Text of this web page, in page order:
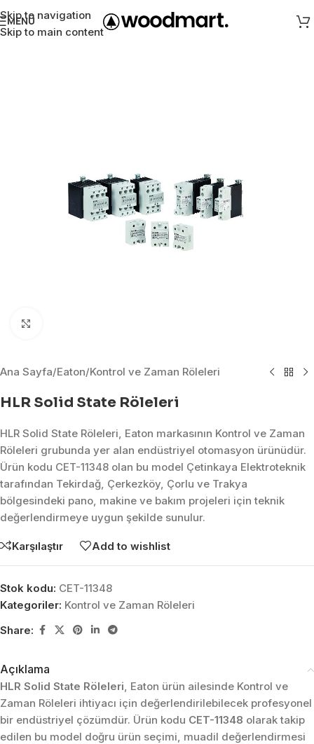
Skip to navigation
Skip to main content
MENÜ
Ana Sayfa/Eaton/Kontrol ve Zaman Röleleri
HLR Solid State Röleleri
HLR Solid State Röleleri, Eaton markasının Kontrol ve Zaman
Röleleri grubunda yer alan endüstriyel otomasyon ürünüdür.
Ürün kodu CET-11348 olan bu model Çetinkaya Elektroteknik
tarafından Tekirdağ, Çerkezköy, Çorlu ve Trakya
bölgesindeki pano, makine ve bakım projeleri için teknik
değerlendirmeye uygun şekilde sunulur.
Karşılaştır Add to wishlist
Stok kodu: CET-11348
Kategoriler: Kontrol ve Zaman Röleleri
Share:
Açıklama
HLR Solid State Röleleri, Eaton ürün ailesinde Kontrol ve
Zaman Röleleri ihtiyacı için değerlendirilebilecek profesyonel
bir endüstriyel çözümdür. Ürün kodu CET-11348 olarak takip
edilen bu model doğru ürün seçimi, muadil değerlendirmesi